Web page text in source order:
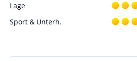
Lage
Sport & Unterh.